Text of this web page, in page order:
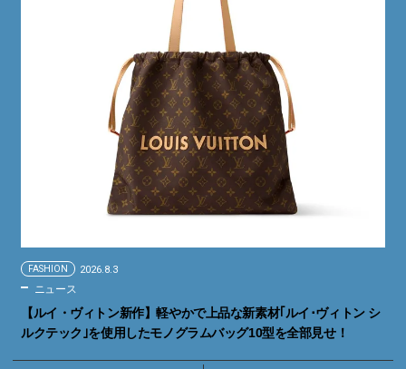
FASHION 2026.8.3
ニュース
【ルイ・ヴィトン新作】軽やかで上品な新素材｢ルイ･ヴィトン シ
ルクテック｣を使用したモノグラムバッグ10型を全部見せ！